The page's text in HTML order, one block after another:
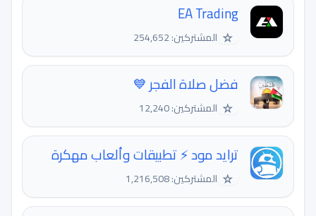
EA Trading
☆ المشتركين: 254,652
فضل صلاة الفجر 💙
☆ المشتركين: 12,240
ترايد مود ⚡️ تطبيقات وألعاب مهكرة
☆ المشتركين: 1,216,508